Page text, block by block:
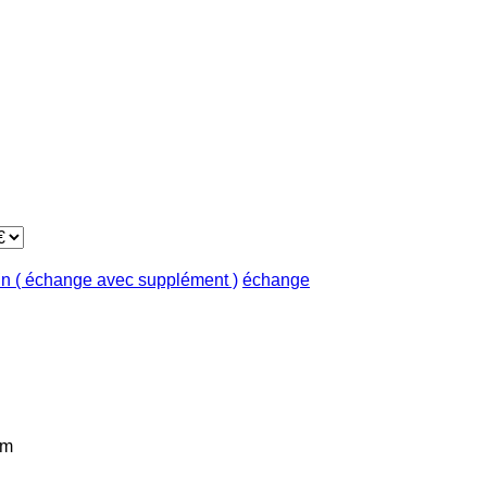
( échange avec supplément ) échange